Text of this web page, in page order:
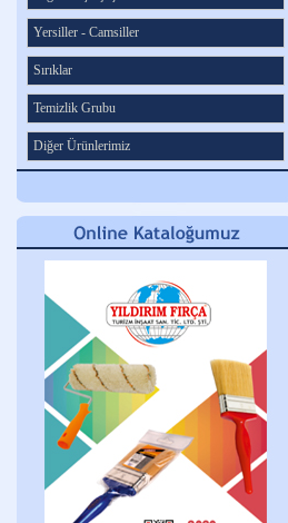
Yersiller - Camsiller
Sırıklar
Temizlik Grubu
Diğer Ürünlerimiz